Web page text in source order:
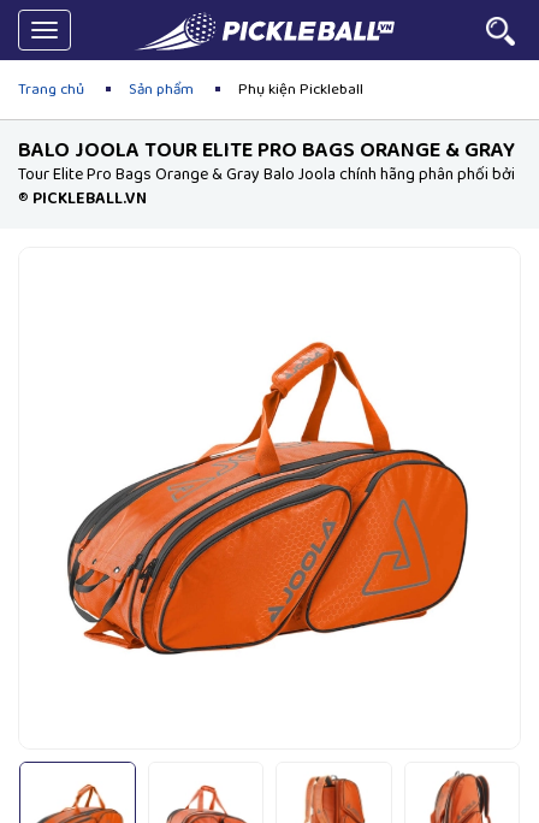
Toggle
navigation
Trang chủ Sản phẩm Phụ kiện Pickleball
BALO JOOLA TOUR ELITE PRO BAGS ORANGE & GRAY
Tour Elite Pro Bags Orange & Gray Balo Joola chính hãng phân phối bởi
® PICKLEBALL.VN